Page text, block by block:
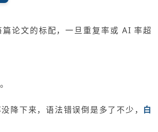
篇论文的标配，一旦重复率或 AI 率超
降下来，语法错误倒是多了不少， 白